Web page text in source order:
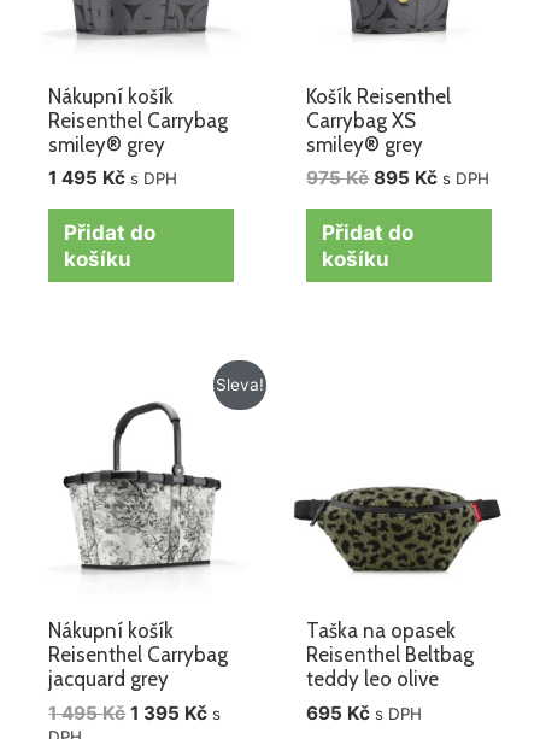
Nákupní košík
Reisenthel Carrybag
smiley® grey
1 495 Kč s DPH
Přidat do
košíku
Košík Reisenthel
Carrybag XS
smiley® grey
975Kč 895 Kč s DPH
Přidat do
košíku
Sleva!
Nákupní košík
Reisenthel Carrybag
jacquard grey
1 495Kč
cena
byla:
495 Kč.
1 395 Kč
Aktuální
cena
s
Taška na opasek
Reisenthel Beltbag
teddy leo olive
695 Kč s DPH